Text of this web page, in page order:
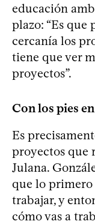
educación
plazo: “Es que
cercanía los
tiene que ver
proyectos”.
Con los pies
Es
proyectos que
Julana.
que lo primero
trabajar, y
cómo vas a